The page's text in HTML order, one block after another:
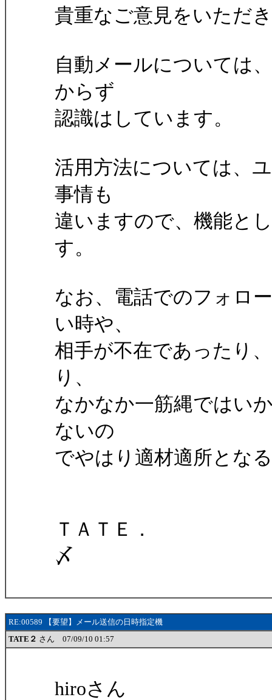
貴重なご意見をいただ
自動メールについては
からず
認識はしています。
活用方法については、
事情も
違いますので、機能と
す。
なお、電話でのフォロ
い時や、
相手が不在であったり
り、
なかなか一筋縄ではい
ないの
でやはり適材適所とな
ＴＡＴＥ．
〆
RE:00589 【要望】メール送信の日時指定機
TATE２ さん 07/09/10 01:57
hiroさん